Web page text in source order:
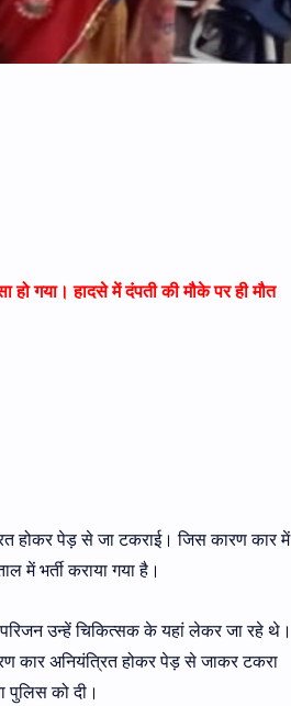
गया। हादसे में दंपती की मौके पर ही मौत
होकर पेड़ से जा टकराई। जिस कारण कार में
में भर्ती कराया गया है।
परिजन उन्हें चिकित्सक के यहां लेकर जा रहे थे।
कार अनियंत्रित होकर पेड़ से जाकर टकरा
पुलिस को दी।